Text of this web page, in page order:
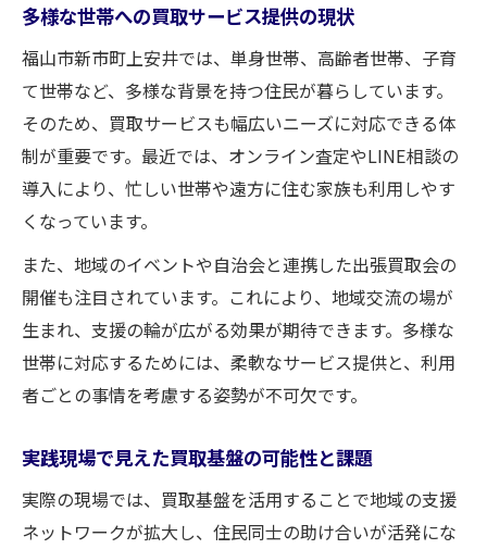
多様な世帯への買取サービス提供の現状
福山市新市町上安井では、単身世帯、高齢者世帯、子育
て世帯など、多様な背景を持つ住民が暮らしています。
そのため、買取サービスも幅広いニーズに対応できる体
制が重要です。最近では、オンライン査定やLINE相談の
導入により、忙しい世帯や遠方に住む家族も利用しやす
くなっています。
また、地域のイベントや自治会と連携した出張買取会の
開催も注目されています。これにより、地域交流の場が
生まれ、支援の輪が広がる効果が期待できます。多様な
世帯に対応するためには、柔軟なサービス提供と、利用
者ごとの事情を考慮する姿勢が不可欠です。
実践現場で見えた買取基盤の可能性と課題
実際の現場では、買取基盤を活用することで地域の支援
ネットワークが拡大し、住民同士の助け合いが活発にな